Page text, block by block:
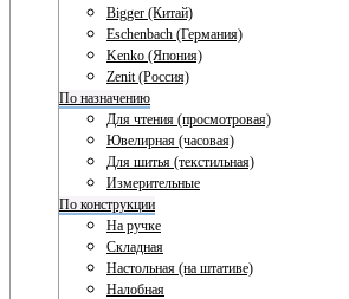
Bigger (Китай)
Eschenbach (Германия)
Kenko (Япония)
Zenit (Россия)
По назначению
Для чтения (просмотровая)
Ювелирная (часовая)
Для шитья (текстильная)
Измерительные
По конструкции
На ручке
Складная
Настольная (на штативе)
Налобная